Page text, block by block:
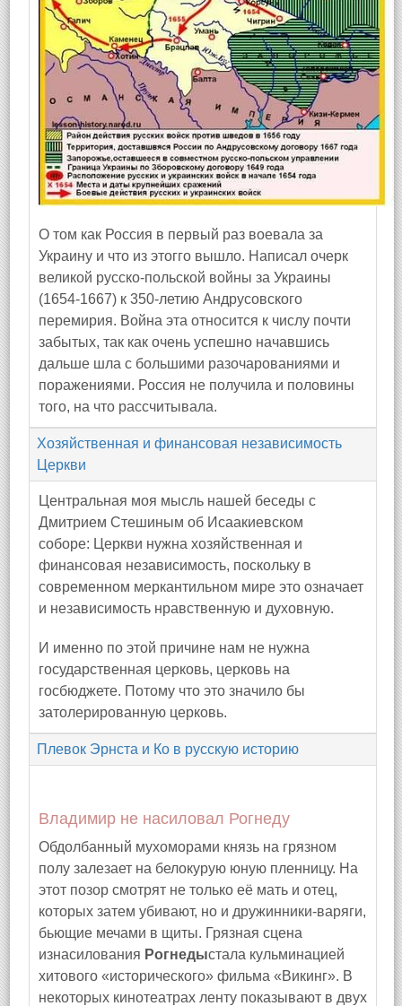
О том как Россия в первый раз воевала за
Украину и что из этогго вышло. Написал очерк
великой русско-польской войны за Украины
(1654-1667) к 350-летию Андрусовского
перемирия. Война эта относится к числу почти
забытых, так как очень успешно начавшись
дальше шла с большими разочарованиями и
поражениями. Россия не получила и половины
того, на что рассчитывала.
Хозяйственная и финансовая независимость
Церкви
Центральная моя мысль нашей беседы с
Дмитрием Стешиным об Исаакиевском
соборе: Церкви нужна хозяйственная и
финансовая независимость, поскольку в
современном меркантильном мире это означает
и независимость нравственную и духовную.
И именно по этой причине нам не нужна
государственная церковь, церковь на
госбюджете. Потому что это значило бы
затолерированную церковь.
Плевок Эрнста и Ко в русскую историю
Владимир не насиловал Рогнеду
Обдолбанный мухоморами князь на грязном
полу залезает на белокурую юную пленницу. На
этот позор смотрят не только её мать и отец,
которых затем убивают, но и дружинники-варяги,
бьющие мечами в щиты. Грязная сцена
изнасилования Рогнедыстала кульминацией
хитового «исторического» фильма «Викинг». В
некоторых кинотеатрах ленту показывают в двух